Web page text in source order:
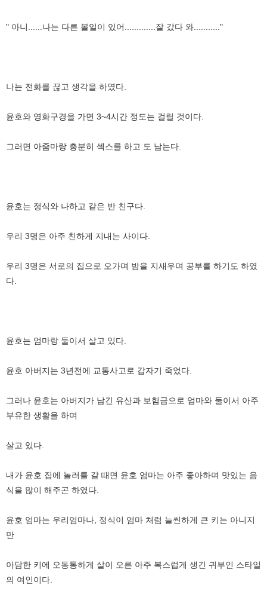
" 아니......나는 다른 볼일이 있어.............잘 갔다 와..........."
나는 전화를 끊고 생각을 하였다.
윤호와 영화구경을 가면 3~4시간 정도는 걸릴 것이다.
그러면 아줌마랑 충분히 섹스를 하고 도 남는다.
윤호는 정식와 나하고 같은 반 친구다.
우리 3명은 아주 친하게 지내는 사이다.
우리 3명은 서로의 집으로 오가며 밤을 지새우며 공부를 하기도 하였
다.
윤호는 엄마랑 둘이서 살고 있다.
윤호 아버지는 3년전에 교통사고로 갑자기 죽었다.
그러나 윤호는 아버지가 남긴 유산과 보험금으로 엄마와 둘이서 아주
부유한 생활을 하며
살고 있다.
내가 윤호 집에 놀러를 갈 때면 윤호 엄마는 아주 좋아하며 맛있는 음
식을 많이 해주곤 하였다.
윤호 엄마는 우리엄마나, 정식이 엄마 처럼 늘씬하게 큰 키는 아니지
만
아담한 키에 오동통하게 살이 오른 아주 복스럽게 생긴 귀부인 스타일
의 여인이다.